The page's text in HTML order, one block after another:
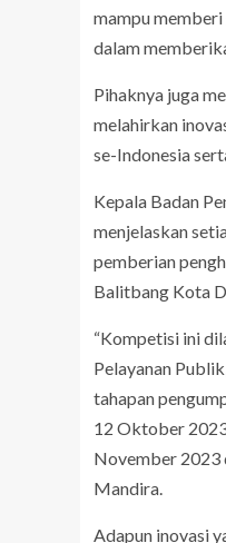
mampu memberi
dalam
Pihaknya juga
melahirkan
se-Indonesia
Kepala Badan
menjelaskan
pemberian
Balitbang Kota
“Kompetisi ini
Pelayanan
tahapan
12 Oktober
November 2023
Mandira.
Adapun inovasi